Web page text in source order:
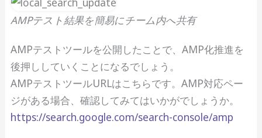
AMPテスト結果を簡易にチーム内へ共有
AMPテストツールを公開したことで、AMP化推進を
後押ししていくことになるでしょう。
AMPテストツールURLはこちらです。AMP対応ペー
ジがある場合、確認してみてはいかがでしょうか。
https://search.google.com/search-console/amp